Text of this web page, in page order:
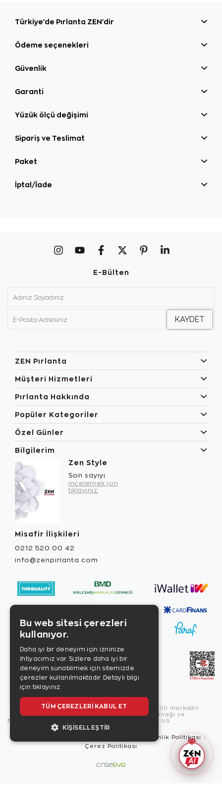
Türkiye'de Pırlanta ZEN'dir
Ödeme seçenekleri
Güvenlik
Garanti
Yüzük ölçü değişimi
Sipariş ve Teslimat
Paket
İptal/İade
E-Bülten
ZEN Pırlanta
Müşteri Hizmetleri
Pırlanta Hakkında
Popüler Kategoriler
Özel Günler
Bilgilerim
Zen Style
Son sayıyı
incelemek için
tıklayınız.
Misafir İlişkileri
0212 520 00 42
info@zenpirlanta.com
Copyright © 2026, Zen Diamond tescilli markadır.
Zen Diamond Birleşmiş Markalar Derneği ve
Turquality Destek Programı üyesidir. US
Güvenlik Politikası
Çerez Politikası
Bu web sitesi çerezleri
kullanıyor.
Daha iyi bir deneyim için izninize
ihtiyacımız var. Sizlere daha iyi bir
deneyim sunabilmek için sitemizde
çerezler kullanılmaktadır. Detaylı bilgi
için tıklayınız.
TÜM ÇEREZLERI KABUL ET
KIŞISELLEŞTIR